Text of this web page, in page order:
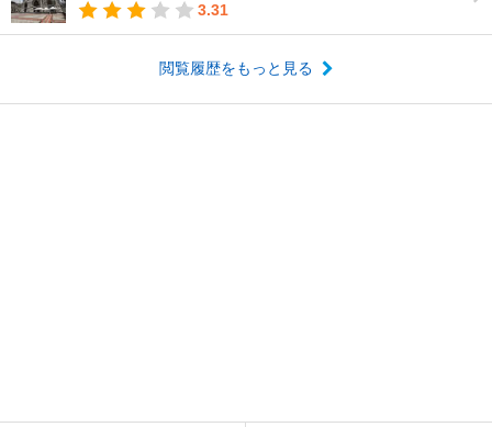
3.31
閲覧履歴をもっと見る